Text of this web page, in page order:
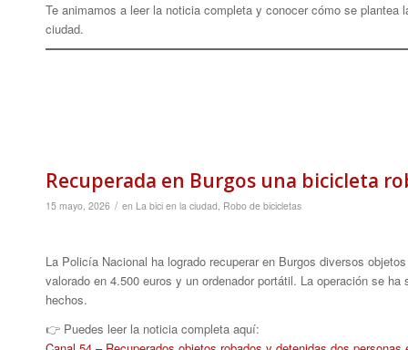
Te animamos a leer la noticia completa y conocer cómo se
ciudad.
Recuperada en Burgos una bicicleta
15 mayo, 2026 / en La bici en la ciudad, Robo de bicicletas
La Policía Nacional ha logrado recuperar en Burgos diversos
valorado en 4.500 euros y un ordenador portátil. La operación se
hechos.
👉 Puedes leer la noticia completa aquí: